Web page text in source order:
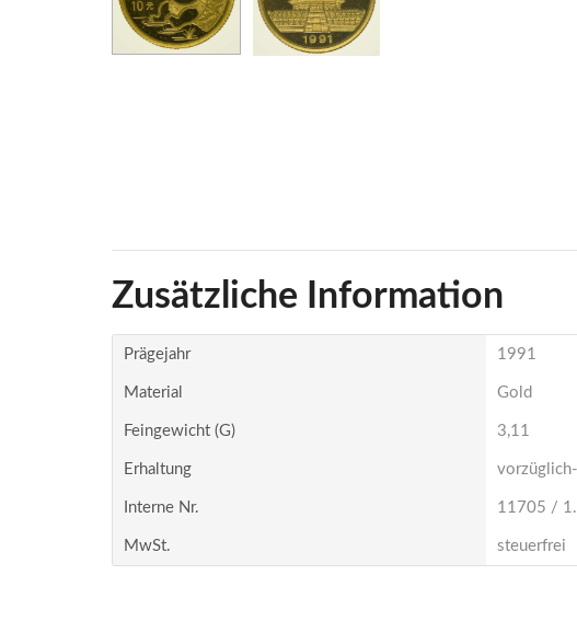
Zusätzliche Information
Prägejahr 1991
Material Gold
Feingewicht (g) 3,11
Erhaltung
Interne Nr. 11705 /
MwSt. steuerfrei